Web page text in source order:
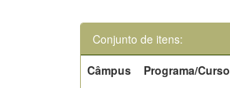
Conjunto de itens:
Câmpus
Programa/Curso